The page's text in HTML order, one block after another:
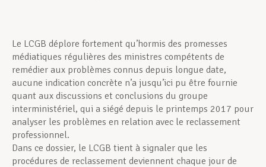
Le LCGB déplore fortement qu’hormis des promesses
médiatiques régulières des ministres compétents de
remédier aux problèmes connus depuis longue date,
aucune indication concrète n’a jusqu’ici pu être fournie
quant aux discussions et conclusions du groupe
interministériel, qui a siégé depuis le printemps 2017 pour
analyser les problèmes en relation avec le reclassement
professionnel.
Dans ce dossier, le LCGB tient à signaler que les
procédures de reclassement deviennent chaque jour de